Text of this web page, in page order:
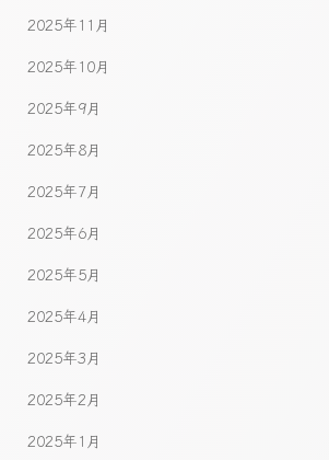
2025年11月
2025年10月
2025年9月
2025年8月
2025年7月
2025年6月
2025年5月
2025年4月
2025年3月
2025年2月
2025年1月